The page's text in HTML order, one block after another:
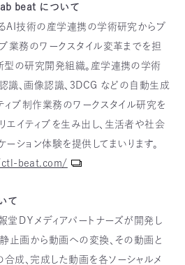
beat について
AI技術の産学連携の学術研究からプ
ブ業務のワークスタイル変革までを担
型の研究開発組織。産学連携の学術
識、画像認識、3DCG などの⾃動⽣成
ィブ制作業務のワークスタイル研究を
エイティブを⽣み出し、⽣活者や社会
ション体験を提供してまいります。
beat.com/
て
堂ＤＹメディアパートナーズが開発し
止画から動画への変換、その動画と
成、完成した動画を各ソーシャルメ